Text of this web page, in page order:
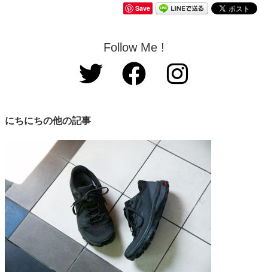
Save
Follow Me !
にちにちの他の記事